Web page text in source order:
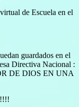
de Escuela en el
guardados en el
Directiva Nacional :
DE DIOS EN UNA